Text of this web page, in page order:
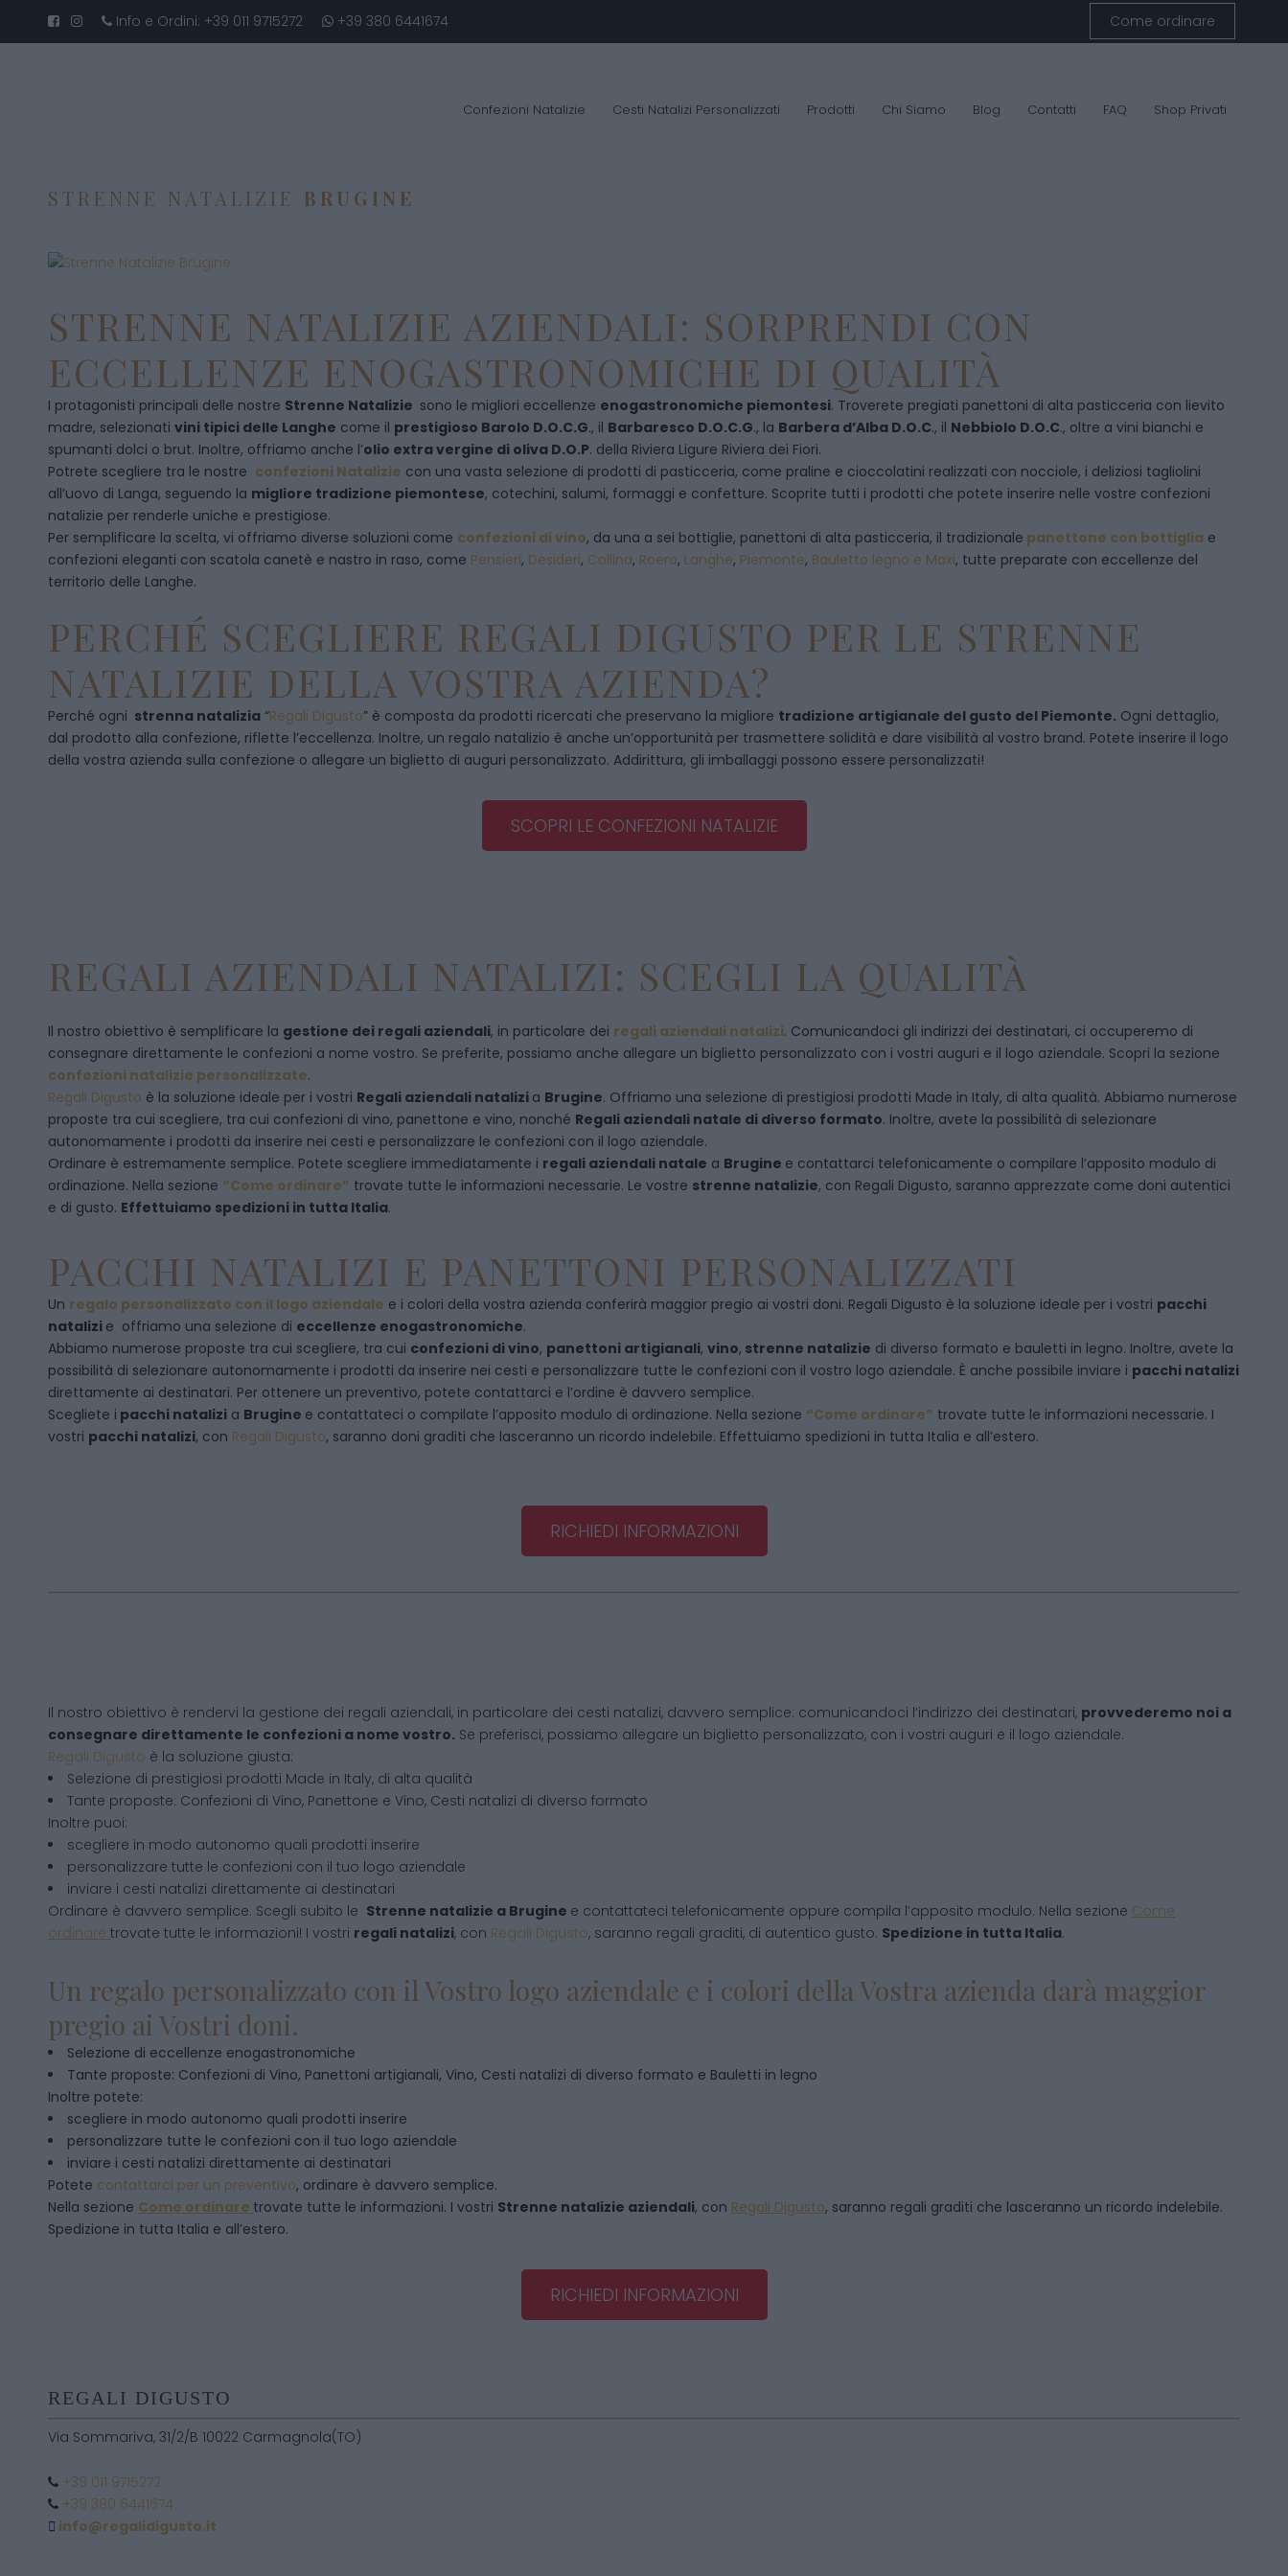
Info e Ordini: +39 011 9715272 +39 380 6441674 Come ordinare
Confezioni Natalizie Cesti Natalizi Personalizzati Prodotti Chi Siamo Blog Contatti FAQ Shop Privati
STRENNE NATALIZIE BRUGINE
STRENNE NATALIZIE AZIENDALI: SORPRENDI CON
ECCELLENZE ENOGASTRONOMICHE DI QUALITÀ
I protagonisti principali delle nostre Strenne Natalizie sono le migliori eccellenze enogastronomiche piemontesi. Troverete pregiati panettoni di alta pasticceria con lievito
madre, selezionati vini tipici delle Langhe come il prestigioso Barolo D.O.C.G., il Barbaresco D.O.C.G., la Barbera d’Alba D.O.C., il Nebbiolo D.O.C., oltre a vini bianchi e
spumanti dolci o brut. Inoltre, offriamo anche l’olio extra vergine di oliva D.O.P. della Riviera Ligure Riviera dei Fiori.
Potrete scegliere tra le nostre confezioni Natalizie con una vasta selezione di prodotti di pasticceria, come praline e cioccolatini realizzati con nocciole, i deliziosi tagliolini
all’uovo di Langa, seguendo la migliore tradizione piemontese, cotechini, salumi, formaggi e confetture. Scoprite tutti i prodotti che potete inserire nelle vostre confezioni
natalizie per renderle uniche e prestigiose.
Per semplificare la scelta, vi offriamo diverse soluzioni come confezioni di vino, da una a sei bottiglie, panettoni di alta pasticceria, il tradizionale panettone con bottiglia e
confezioni eleganti con scatola canetè e nastro in raso, come Pensieri, Desideri, Collina, Roero, Langhe, Piemonte, Bauletto legno e Maxi, tutte preparate con eccellenze del
territorio delle Langhe.
PERCHÉ SCEGLIERE REGALI DIGUSTO PER LE STRENNE
NATALIZIE DELLA VOSTRA AZIENDA?
Perché ogni strenna natalizia “Regali Digusto” è composta da prodotti ricercati che preservano la migliore tradizione artigianale del gusto del Piemonte. Ogni dettaglio,
dal prodotto alla confezione, riflette l’eccellenza. Inoltre, un regalo natalizio è anche un’opportunità per trasmettere solidità e dare visibilità al vostro brand. Potete inserire il logo
della vostra azienda sulla confezione o allegare un biglietto di auguri personalizzato. Addirittura, gli imballaggi possono essere personalizzati!
SCOPRI LE CONFEZIONI NATALIZIE
REGALI AZIENDALI NATALIZI: SCEGLI LA QUALITÀ
Il nostro obiettivo è semplificare la gestione dei regali aziendali, in particolare dei regali aziendali natalizi. Comunicandoci gli indirizzi dei destinatari, ci occuperemo di
consegnare direttamente le confezioni a nome vostro. Se preferite, possiamo anche allegare un biglietto personalizzato con i vostri auguri e il logo aziendale. Scopri la sezione
confezioni natalizie personalizzate.
Regali Digusto è la soluzione ideale per i vostri Regali aziendali natalizi a Brugine. Offriamo una selezione di prestigiosi prodotti Made in Italy, di alta qualità. Abbiamo numerose
proposte tra cui scegliere, tra cui confezioni di vino, panettone e vino, nonché Regali aziendali natale di diverso formato. Inoltre, avete la possibilità di selezionare
autonomamente i prodotti da inserire nei cesti e personalizzare le confezioni con il logo aziendale.
Ordinare è estremamente semplice. Potete scegliere immediatamente i regali aziendali natale a Brugine e contattarci telefonicamente o compilare l’apposito modulo di
ordinazione. Nella sezione “Come ordinare” trovate tutte le informazioni necessarie. Le vostre strenne natalizie, con Regali Digusto, saranno apprezzate come doni autentici
e di gusto. Effettuiamo spedizioni in tutta Italia.
PACCHI NATALIZI E PANETTONI PERSONALIZZATI
Un regalo personalizzato con il logo aziendale e i colori della vostra azienda conferirà maggior pregio ai vostri doni. Regali Digusto è la soluzione ideale per i vostri pacchi
natalizi e offriamo una selezione di eccellenze enogastronomiche.
Abbiamo numerose proposte tra cui scegliere, tra cui confezioni di vino, panettoni artigianali, vino, strenne natalizie di diverso formato e bauletti in legno. Inoltre, avete la
possibilità di selezionare autonomamente i prodotti da inserire nei cesti e personalizzare tutte le confezioni con il vostro logo aziendale. È anche possibile inviare i pacchi natalizi
direttamente ai destinatari. Per ottenere un preventivo, potete contattarci e l’ordine è davvero semplice.
Scegliete i pacchi natalizi a Brugine e contattateci o compilate l’apposito modulo di ordinazione. Nella sezione “Come ordinare” trovate tutte le informazioni necessarie. I
vostri pacchi natalizi, con Regali Digusto, saranno doni graditi che lasceranno un ricordo indelebile. Effettuiamo spedizioni in tutta Italia e all’estero.
RICHIEDI INFORMAZIONI
Il nostro obiettivo è rendervi la gestione dei regali aziendali, in particolare dei cesti natalizi, davvero semplice: comunicandoci l’indirizzo dei destinatari, provvederemo noi a
consegnare direttamente le confezioni a nome vostro. Se preferisci, possiamo allegare un biglietto personalizzato, con i vostri auguri e il logo aziendale.
Regali Digusto è la soluzione giusta:
Selezione di prestigiosi prodotti Made in Italy, di alta qualità
Tante proposte: Confezioni di Vino, Panettone e Vino, Cesti natalizi di diverso formato
Inoltre puoi:
scegliere in modo autonomo quali prodotti inserire
personalizzare tutte le confezioni con il tuo logo aziendale
inviare i cesti natalizi direttamente ai destinatari
Ordinare è davvero semplice. Scegli subito le Strenne natalizie a Brugine e contattateci telefonicamente oppure compila l’apposito modulo. Nella sezione Come
ordinare trovate tutte le informazioni! I vostri regali natalizi, con Regali Digusto, saranno regali graditi, di autentico gusto. Spedizione in tutta Italia.
Un regalo personalizzato con il Vostro logo aziendale e i colori della Vostra azienda darà maggior
pregio ai Vostri doni.
Selezione di eccellenze enogastronomiche
Tante proposte: Confezioni di Vino, Panettoni artigianali, Vino, Cesti natalizi di diverso formato e Bauletti in legno
Inoltre potete:
scegliere in modo autonomo quali prodotti inserire
personalizzare tutte le confezioni con il tuo logo aziendale
inviare i cesti natalizi direttamente ai destinatari
Potete contattarci per un preventivo, ordinare è davvero semplice.
Nella sezione Come ordinare trovate tutte le informazioni. I vostri Strenne natalizie aziendali, con Regali Digusto, saranno regali graditi che lasceranno un ricordo indelebile.
Spedizione in tutta Italia e all’estero.
RICHIEDI INFORMAZIONI
REGALI DIGUSTO
Via Sommariva, 31/2/B 10022 Carmagnola(TO)
+39 011 9715272
+39 380 6441674
info@regalidigusto.it